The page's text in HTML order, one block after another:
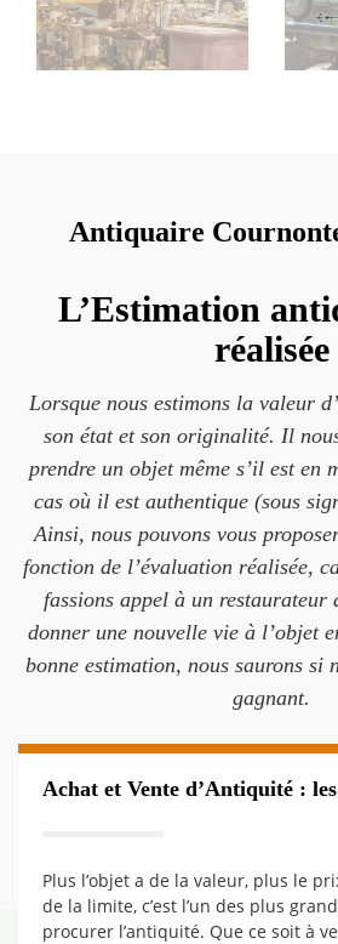
Antiquaire
L’Estimation
réalisée
Lorsque nous estimons la valeur
son état et son originalité. Il
prendre un objet même s’il est en
cas où il est authentique (sous
Ainsi, nous pouvons vous
fonction de l’évaluation réalisée,
fassions appel à un restaurateur
donner une nouvelle vie à l’objet
bonne estimation, nous saurons si
gagnant.
Achat et Vente d’Antiquité :
Plus l’objet a de la valeur, plus le
de la limite, c’est l’un des plus
procurer l’antiquité. Que ce soit à